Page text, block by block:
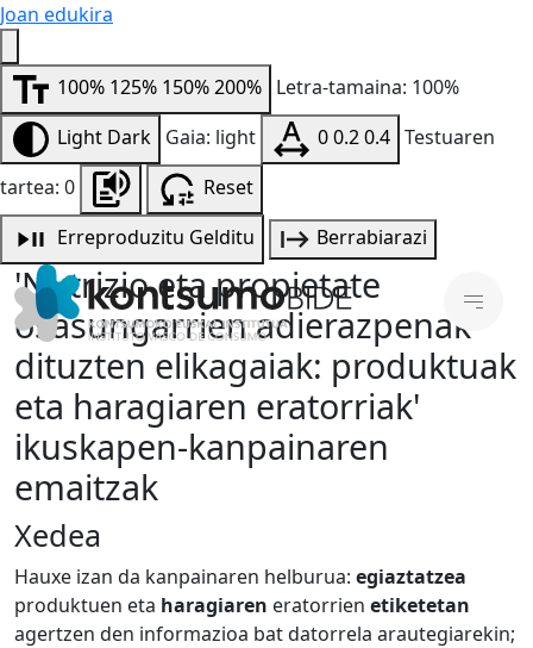
Joan edukira
100% 125% 150%200% Letra-tamaina: 100%
Light Dark Gaia: light 00.20.4 Testuaren
tartea: 0
Reset
Erreproduzitu Gelditu Berrabiarazi
'Nutrizio eta propietate
osasungarrien adierazpenak
dituzten elikagaiak: produktuak
eta haragiaren eratorriak'
ikuskapen-kanpainaren
emaitzak
Xedea
Hauxe izan da kanpainaren helburua: egiaztatzea
produktuen eta haragiaren eratorrien etiketetan
agertzen den informazioa bat datorrela arautegiarekin;